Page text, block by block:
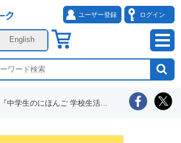
ユーザー登録 ログイン
English
『中学生のにほんご 学校生活編 ―外国につながりのある生徒のための日本語―』練習シート・言葉を覚えるためのチェックシート